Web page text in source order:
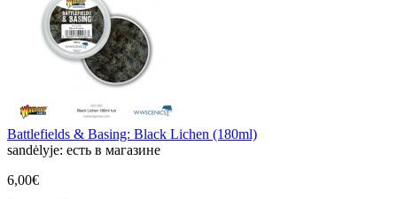
Battlefields & Basing: Black Lichen (180ml)
sandėlyje: есть в магазине
6,00€